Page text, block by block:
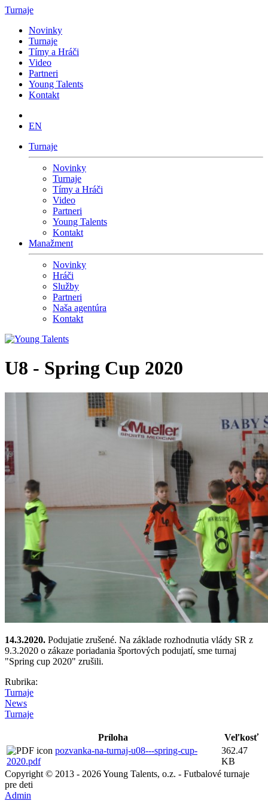
Turnaje
Novinky
Turnaje
Tímy a Hráči
Video
Partneri
Young Talents
Kontakt
EN
Turnaje
Novinky
Turnaje
Tímy a Hráči
Video
Partneri
Young Talents
Kontakt
Manažment
Novinky
Hráči
Služby
Partneri
Naša agentúra
Kontakt
U8 - Spring Cup 2020
14.3.2020. Podujatie zrušené. Na základe rozhodnutia vlády SR z
9.3.2020 o zákaze poriadania športových podujatí, sme turnaj
"Spring cup 2020" zrušili.
Rubrika:
Turnaje
News
Turnaje
Príloha
Veľkosť
pozvanka-na-turnaj-u08---spring-cup-
2020.pdf
362.47
KB
Copyright © 2013 - 2026 Young Talents, o.z. - Futbalové turnaje
pre deti
Admin